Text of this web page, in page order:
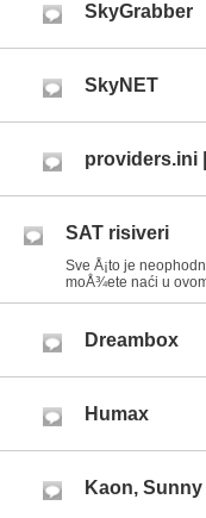
SkyGrabber
SkyNET
providers.ini
SAT risiveri
Sve Å¡to je
moÅ¾ete naći u
Dreambox
Humax
Kaon, Sunny